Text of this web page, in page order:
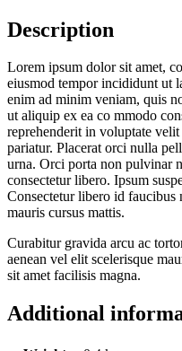
Description
Lorem ipsum dolor sit amet,
eiusmod tempor incididunt ut
enim ad minim veniam, quis
ut aliquip ex ea co mmodo
reprehenderit in voluptate
pariatur. Placerat orci nulla
urna. Orci porta non pulvinar
consectetur libero. Ipsum
Consectetur libero id faucibus
mauris cursus mattis.
Curabitur gravida arcu ac
aenean vel elit scelerisque
sit amet facilisis magna.
Additional